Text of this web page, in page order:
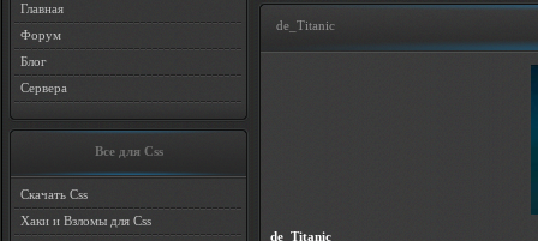
Главная
Форум
Блог
Сервера
Все для Css
Скачать Css
Хаки и Взломы для Css
de_Titanic
de_Titanic